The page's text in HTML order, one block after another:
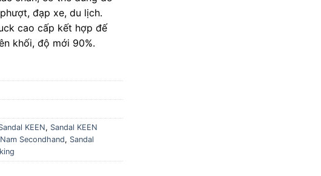
đạp xe, du lịch.
cao cấp kết hợp đế
khối, độ mới 90%.
KEEN, Sandal KEEN
Secondhand, Sandal